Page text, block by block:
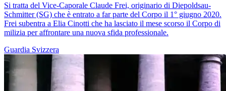
Si tratta del Vice-Caporale Claude Frei, originario di Diepoldsau-
Schmitter (SG) che è entrato a far parte del Corpo il 1° giugno 2020.
Frei subentra a Elia Cinotti che ha lasciato il mese scorso il Corpo di
milizia per affrontare una nuova sfida professionale.
Guardia Svizzera